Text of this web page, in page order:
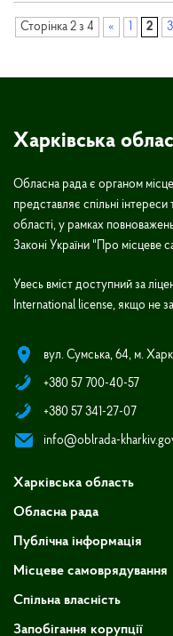
Сторінка 2 з 4 « 1 2 3
Харківська
Обласна рада є органом
представляє спільні
області, у рамках
Законі України "Про місцеве
Увесь вміст доступний за
International license, якщо не
вул. Сумська, 64, м.
+380 57 700-40-57
+380 57 341-27-07
info@oblrada-
Харківська область
Обласна рада
Публічна інформація
Місцеве самоврядування
Спільна власність
Запобігання корупції